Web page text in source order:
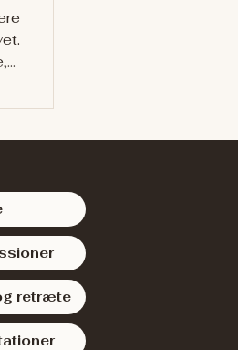
retræte